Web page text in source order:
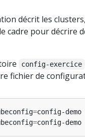
décrit les
cadre pour décrire
config-exercice
fichier de
=config-
=config-